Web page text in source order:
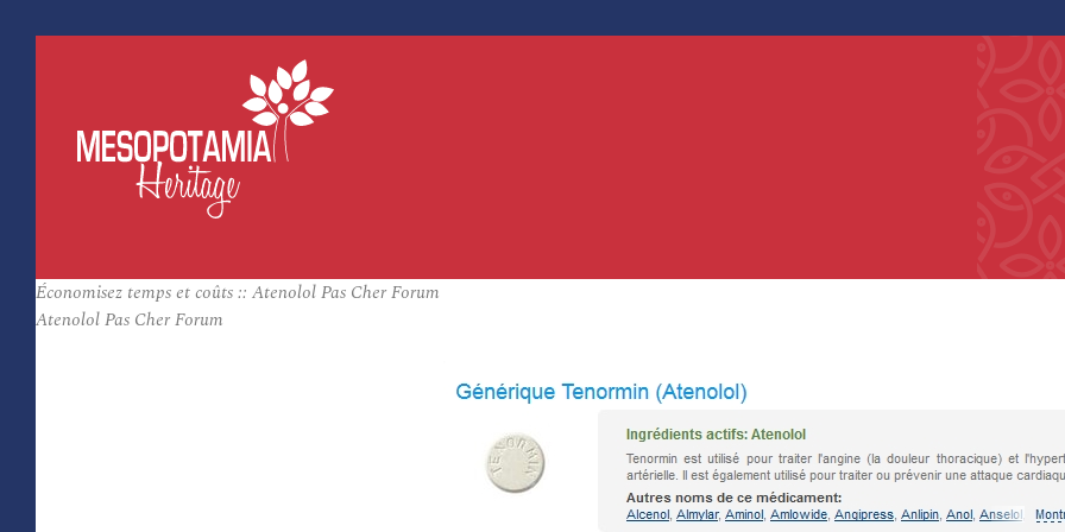
Économisez temps et coûts :: Atenolol Pas Cher Forum
Atenolol Pas Cher Forum